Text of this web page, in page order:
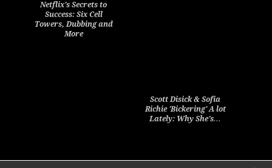
Netflix's Secrets to
Success: Six Cell
Towers, Dubbing and
More
Scott Disick & Sofia
Richie 'Bickering' A lot
Lately: Why She's…